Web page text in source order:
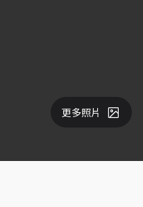
更多照片